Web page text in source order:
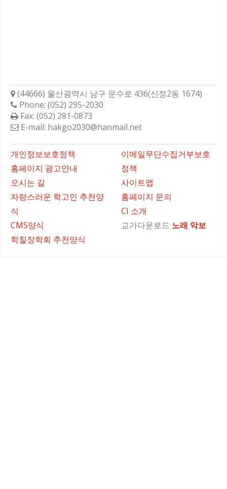
(44666) 울산광역시 남구 문수로 436(신정2동 1674)
Phone: (052) 295-2030
Fax: (052) 281-0873
E-mail: hakgo2030@hanmail.net
개인정보보호정책
홈페이지 광고안내
오시는 길
자랑스러운 학고인 추천양
식
CMS양식
학칠장학회 추천양식
이메일무단수집거부보호
정책
사이트맵
홈페이지 문의
CI 소개
교가다운로드 노래 악보